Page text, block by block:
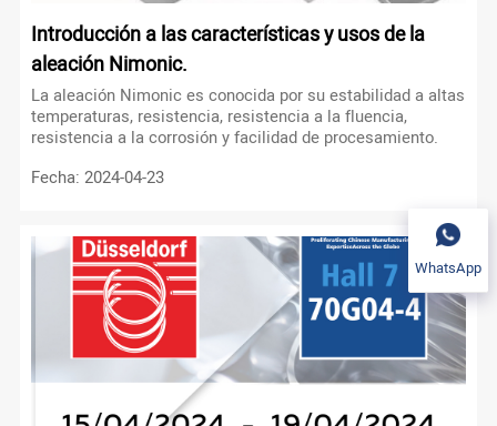
Introducción a las características y usos de la
aleación Nimonic.
La aleación Nimonic es conocida por su estabilidad a altas
temperaturas, resistencia, resistencia a la fluencia,
resistencia a la corrosión y facilidad de procesamiento.
Fecha: 2024-04-23
WhatsApp